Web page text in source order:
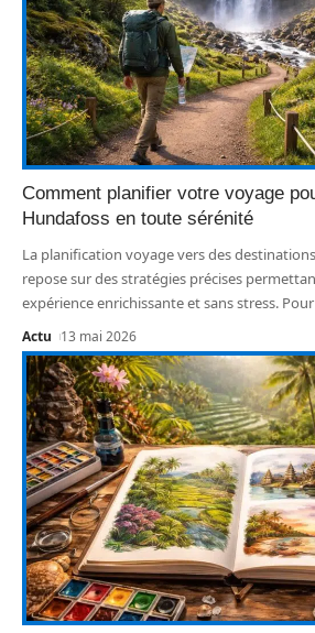
Comment planifier votre voyage
Hundafoss en toute sérénité
La planification voyage vers des
repose sur des stratégies précises
expérience enrichissante et sans stress.
Actu 13 mai 2026